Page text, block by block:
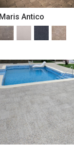
Maris Antico